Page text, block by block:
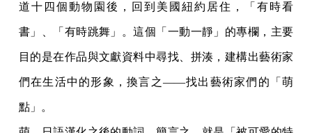
道十四個動物園後，回到美國紐約居住，「有時看
書」、「有時跳舞」。這個「一動一靜」的專欄，主要
目的是在作品與文獻資料中尋找、拼湊，建構出藝術家
們在生活中的形象，換言之——找出藝術家們的「萌
點」。